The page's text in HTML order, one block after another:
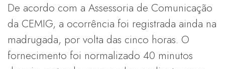
De acordo com a Assessoria de Comunicação
da CEMIG, a ocorrência foi registrada ainda na
madrugada, por volta das cinco horas. O
fornecimento foi normalizado 40 minutos